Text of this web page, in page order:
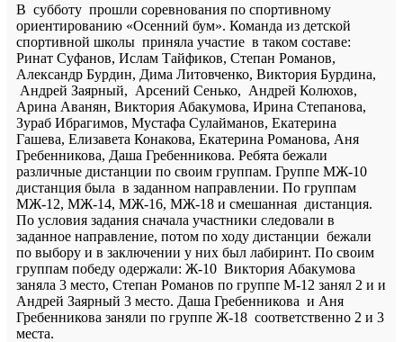
В субботу прошли соревнования по спортивному
ориентированию «Осенний бум». Команда из детской
спортивной школы приняла участие в таком составе:
Ринат Суфанов, Ислам Тайфиков, Степан Романов,
Александр Бурдин, Дима Литовченко, Виктория Бурдина,
Андрей Заярный, Арсений Сенько, Андрей Колюхов,
Арина Аванян, Виктория Абакумова, Ирина Степанова,
Зураб Ибрагимов, Мустафа Сулайманов, Екатерина
Гашева, Елизавета Конакова, Екатерина Романова, Аня
Гребенникова, Даша Гребенникова. Ребята бежали
различные дистанции по своим группам. Группе МЖ-10
дистанция была в заданном направлении. По группам
МЖ-12, МЖ-14, МЖ-16, МЖ-18 и смешанная дистанция.
По условия задания сначала участники следовали в
заданное направление, потом по ходу дистанции бежали
по выбору и в заключении у них был лабиринт. По своим
группам победу одержали: Ж-10 Виктория Абакумова
заняла 3 место, Степан Романов по группе М-12 занял 2 и и
Андрей Заярный 3 место. Даша Гребенникова и Аня
Гребенникова заняли по группе Ж-18 соответственно 2 и 3
места.